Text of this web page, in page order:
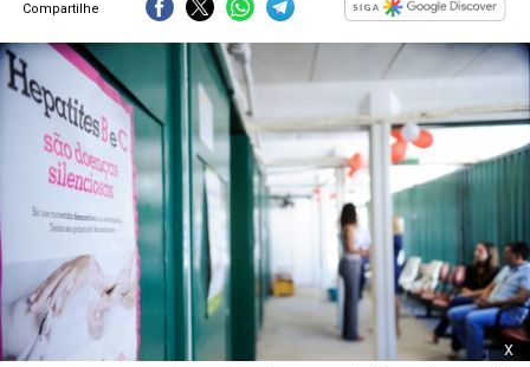
Compartilhe
x